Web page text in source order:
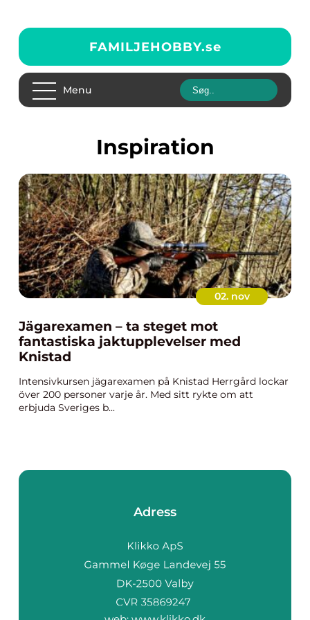
FAMILJEHOBBY.se
Menu
inspiration
02. nov
Jägarexamen – ta steget mot
fantastiska jaktupplevelser med
Knistad
Intensivkursen jägarexamen på Knistad Herrgård lockar
över 200 personer varje år. Med sitt rykte om att
erbjuda Sveriges b...
Adress